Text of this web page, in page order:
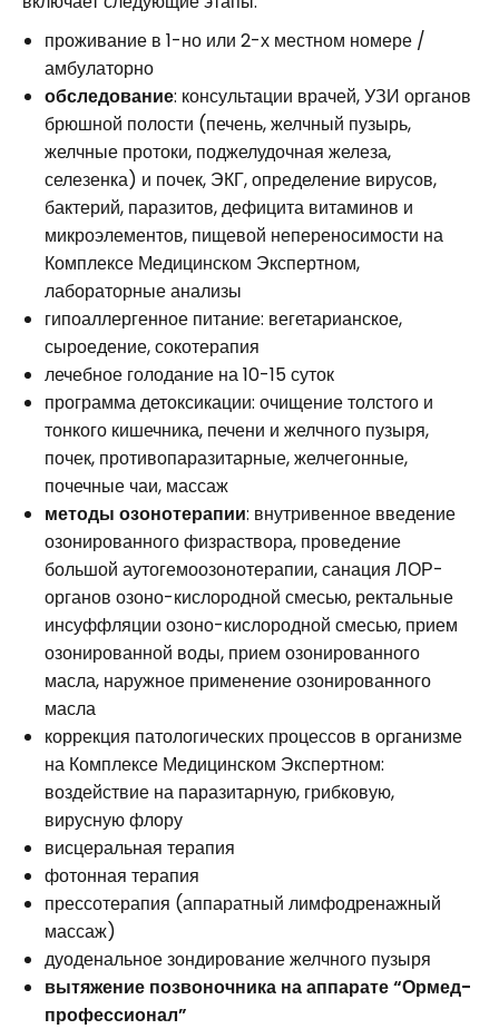
проживание в 1-но или 2-х местном номере /
амбулаторно
обследование: консультации врачей, УЗИ органов
брюшной полости (печень, желчный пузырь,
желчные протоки, поджелудочная железа,
селезенка) и почек, ЭКГ, определение вирусов,
бактерий, паразитов, дефицита витаминов и
микроэлементов, пищевой непереносимости на
Комплексе Медицинском Экспертном,
лабораторные анализы
гипоаллергенное питание: вегетарианское,
сыроедение, сокотерапия
лечебное голодание на 10-15 суток
программа детоксикации: очищение толстого и
тонкого кишечника, печени и желчного пузыря,
почек, противопаразитарные, желчегонные,
почечные чаи, массаж
методы озонотерапии: внутривенное введение
озонированного физраствора, проведение
большой аутогемоозонотерапии, санация ЛОР-
органов озоно-кислородной смесью, ректальные
инсуффляции озоно-кислородной смесью, прием
озонированной воды, прием озонированного
масла, наружное применение озонированного
масла
коррекция патологических процессов в организме
на Комплексе Медицинском Экспертном:
воздействие на паразитарную, грибковую,
вирусную флору
висцеральная терапия
фотонная терапия
прессотерапия (аппаратный лимфодренажный
массаж)
дуоденальное зондирование желчного пузыря
вытяжение позвоночника на аппарате “Ормед-
профессионал”